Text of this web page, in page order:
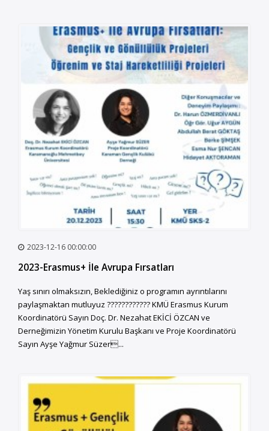
2023-12-16 00:00:00
2023-Erasmus+ İle Avrupa Fırsatları
Yaş sınırı olmaksızın, Beklediğiniz o programın ayrıntılarını
paylaşmaktan mutluyuz ???????????? KMÜ Erasmus Kurum
Koordinatörü Sayın Doç. Dr. Nezahat EKİCİ ÖZCAN ve
Derneğimizin Yönetim Kurulu Başkanı ve Proje Koordinatörü
Sayın Ayşe Yağmur Süzer...